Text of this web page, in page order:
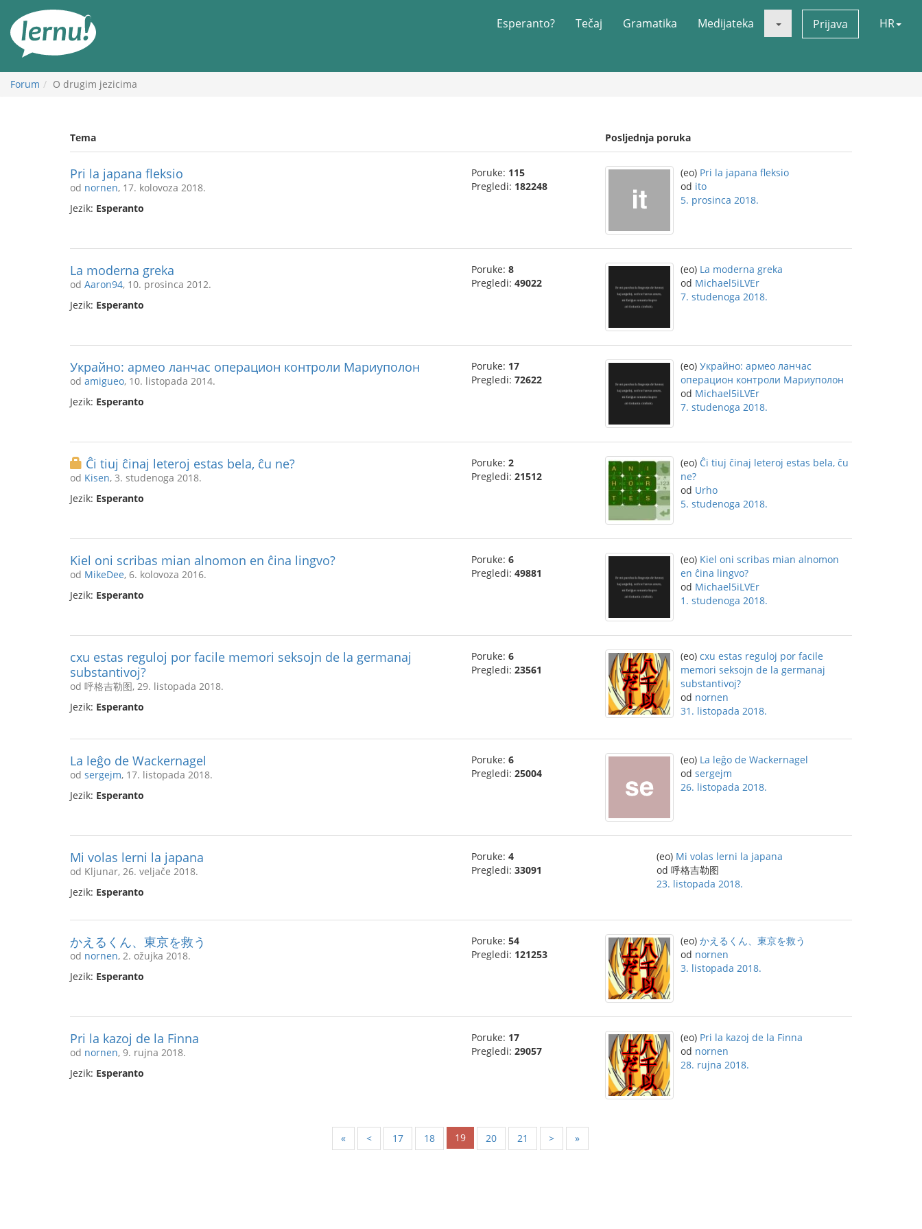
Esperanto? Tečaj Gramatika Medijateka Prijava HR
Forum O drugim jezicima
Tema Posljednja poruka
Pri la japana fleksio
od nornen, 17. kolovoza 2018.
Jezik: Esperanto
Poruke: 115
Pregledi: 182248
(eo) Pri la japana fleksio
od ito
5. prosinca 2018.
La moderna greka
od Aaron94, 10. prosinca 2012.
Jezik: Esperanto
Poruke: 8
Pregledi: 49022
(eo) La moderna greka
od Michael5iLVEr
7. studenoga 2018.
Украйно: армео ланчас операцион контроли Мариуполон
od amigueo, 10. listopada 2014.
Jezik: Esperanto
Poruke: 17
Pregledi: 72622
(eo) Украйно: армео ланчас
операцион контроли Мариуполон
od Michael5iLVEr
7. studenoga 2018.
Ĉi tiuj ĉinaj leteroj estas bela, ĉu ne?
od Kisen, 3. studenoga 2018.
Jezik: Esperanto
Poruke: 2
Pregledi: 21512
(eo) Ĉi tiuj ĉinaj leteroj estas bela, ĉu
ne?
od Urho
5. studenoga 2018.
Kiel oni scribas mian alnomon en ĉina lingvo?
od MikeDee, 6. kolovoza 2016.
Jezik: Esperanto
Poruke: 6
Pregledi: 49881
(eo) Kiel oni scribas mian alnomon
en ĉina lingvo?
od Michael5iLVEr
1. studenoga 2018.
cxu estas reguloj por facile memori seksojn de la germanaj
substantivoj?
od 呼格吉勒图, 29. listopada 2018.
Jezik: Esperanto
Poruke: 6
Pregledi: 23561
(eo) cxu estas reguloj por facile
memori seksojn de la germanaj
substantivoj?
od nornen
31. listopada 2018.
La leĝo de Wackernagel
od sergejm, 17. listopada 2018.
Jezik: Esperanto
Poruke: 6
Pregledi: 25004
(eo) La leĝo de Wackernagel
od sergejm
26. listopada 2018.
Mi volas lerni la japana
od Kljunar, 26. veljače 2018.
Jezik: Esperanto
Poruke: 4
Pregledi: 33091
(eo) Mi volas lerni la japana
od 呼格吉勒图
23. listopada 2018.
かえるくん、東京を救う
od nornen, 2. ožujka 2018.
Jezik: Esperanto
Poruke: 54
Pregledi: 121253
(eo) かえるくん、東京を救う
od nornen
3. listopada 2018.
Pri la kazoj de la Finna
od nornen, 9. rujna 2018.
Jezik: Esperanto
Poruke: 17
Pregledi: 29057
(eo) Pri la kazoj de la Finna
od nornen
28. rujna 2018.
« < 17 18 19 20 21 > »